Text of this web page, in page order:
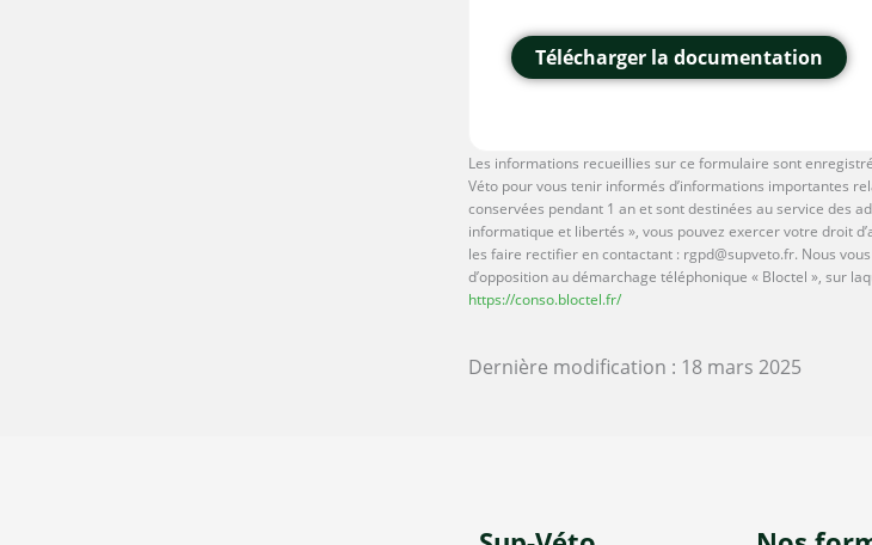
Télécharger la documentation
Les informations recueillies sur ce formulaire sont
Véto pour vous tenir informés d’informations importantes
conservées pendant 1 an et sont destinées au service des
informatique et libertés », vous pouvez exercer votre droit
les faire rectifier en contactant : rgpd@supveto.fr. Nous
d’opposition au démarchage téléphonique « Bloctel », sur
https://conso.bloctel.fr/
Dernière modification : 18 mars 2025